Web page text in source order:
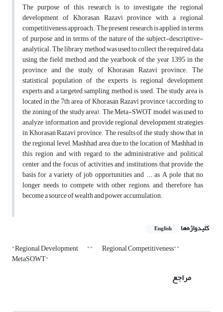
The purpose of this research is to investigate the regional
development of Khorasan Razavi province with a regional
competitiveness approach. The present research is applied in terms
of purpose and in terms of the nature of the subject-descriptive-
analytical. The library method was used to collect the required data
using the field method and the yearbook of the year 1395 in the
province and the study of Khorasan Razavi province. The
statistical population of the experts is regional development
experts and a targeted sampling method is used. The study area is
located in the 7th area of Khorasan Razavi province (according to
the zoning of the study area). The Meta-SWOT model was used to
analyze information and provide regional development strategies
in Khorasan Razavi province. The results of the study show that in
the regional level, Mashhad area due to the location of Mashhad in
this region and with regard to the administrative and political
center and the focus of activities and institutions that provide the
basis for a variety of job opportunities and ... as A pole that no
longer needs to compete with other regions, and therefore has
become a source of wealth and power accumulation.
کلیدواژه‌ها English
"Regional Development "" Regional Competitiveness""
MetaSOWT"
مراجع